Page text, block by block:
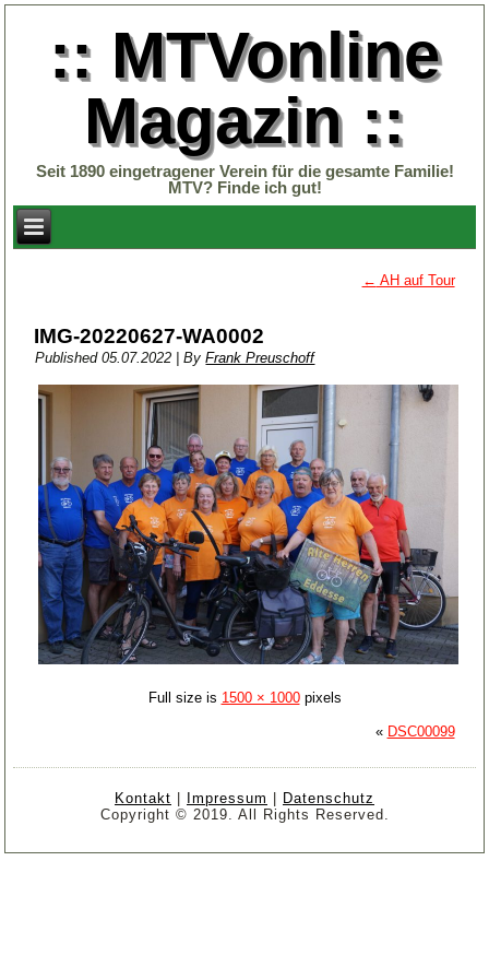
:: MTVonline
Magazin ::
Seit 1890 eingetragener Verein für die gesamte Familie!
MTV? Finde ich gut!
← AH auf Tour
IMG-20220627-WA0002
Published 05.07.2022 |By Frank Preuschoff
Full size is 1500 × 1000pixels
« DSC00099
Kontakt Impressum
Datenschutz
Copyright © 2019. All Rights Reserved.